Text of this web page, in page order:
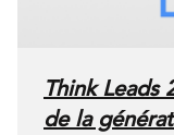
Think Leads
de la